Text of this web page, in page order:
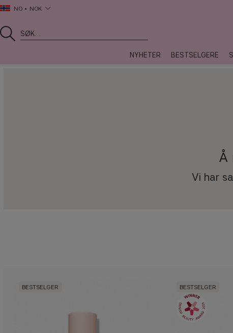
NO NOK
NYHETER BESTSELGERE
Å
Vi har
BESTSELGER BESTSELGER